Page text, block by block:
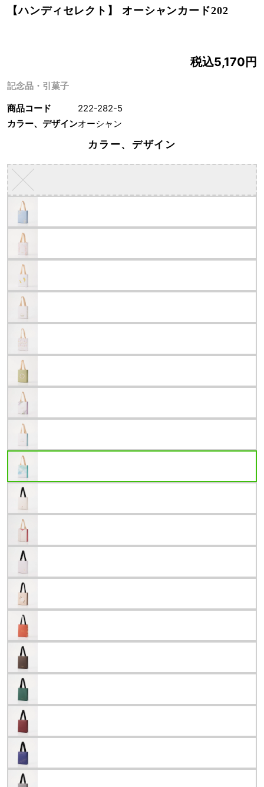
【ハンディセレクト】 オーシャンカード202
記念品・引菓子
税込5,170円
商品コード
222-282-5
カラー、デザインオーシャン
カラー、デザイン